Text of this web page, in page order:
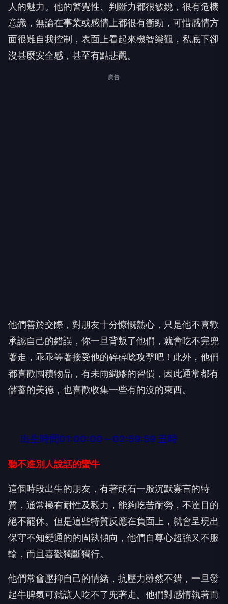
人的魅力。他的警覺性、判斷力都很敏銳，很有危機
意識，無論在事業或感情上都很有衝勁，可惜感情方
面很難自我控制，表面上看起來機智樂觀，私底下卻
沒甚麼安全感，甚至有點悲觀。
廣告
他們善於交際，對朋友十分慷慨熱心，只是他不喜歡
承認自己的錯誤，你一旦背叛了他們，就會吃不完兜
著走，乖乖等著接受他的碎碎唸攻擊吧！此外，他們
都喜歡囤積物品，有未雨綢繆的習慣，因此通常都有
儲蓄的美德，也喜歡收集一些有的沒的東西。
出生時間01:00:00～02:59:59 丑時
聽不進別人說話的蠻牛
這個時段出生的朋友，有著頑石一般沉默寡言的特
質，通常極有耐性及毅力，能夠吃苦耐勞，不達目的
絕不罷休。但是這些特質反應在負面上，就會呈現出
保守不知變通的的固執傾向，他們自尊心超強又不服
輸，而且喜歡獨斷獨行。
他們常會壓抑自己的情緒，抗壓力雖然不錯，一旦發
起牛脾氣可就讓人吃不了兜著走。他們對感情執著而